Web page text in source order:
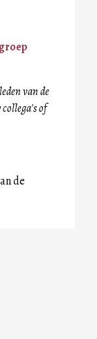
van de
of
de